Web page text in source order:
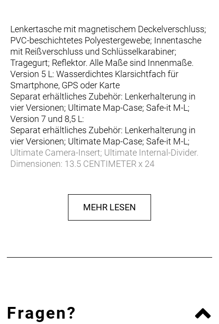
Lenkertasche mit magnetischem Deckelverschluss;
PVC-beschichtetes Polyestergewebe; Innentasche
mit Reißverschluss und Schlüsselkarabiner;
Tragegurt; Reflektor. Alle Maße sind Innenmaße.
Version 5 L: Wasserdichtes Klarsichtfach für
Smartphone, GPS oder Karte
Separat erhältliches Zubehör: Lenkerhalterung in
vier Versionen; Ultimate Map-Case; Safe-it M-L;
Version 7 und 8,5 L:
Separat erhältliches Zubehör: Lenkerhalterung in
vier Versionen; Ultimate Map-Case; Safe-it M-L;
Ultimate Camera-Insert; Ultimate Internal-Divider.
Dimensionen: 13.5 CENTIMETER x 24
Verschluss: Deckelverschluss
MEHR LESEN
Fragen?